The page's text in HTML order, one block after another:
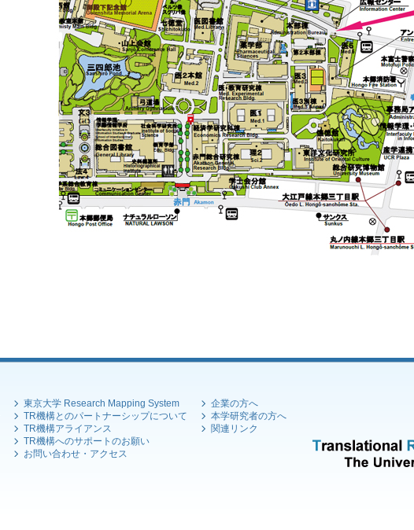
東京大学 Research Mapping System
TR機構とのパートナーシップについて
TR機構アライアンス
TR機構へのサポートのお願い
お問い合わせ・アクセス
企業の方へ
本学研究者の方へ
関連リンク